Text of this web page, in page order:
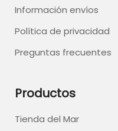
Información envíos
Política de privacidad
Preguntas frecuentes
Productos
Tienda del Mar